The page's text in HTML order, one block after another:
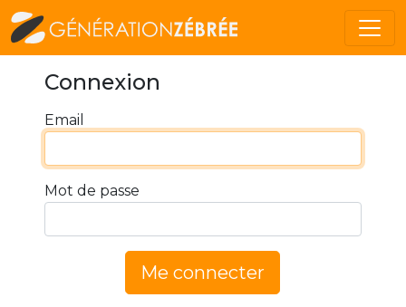
Connexion
Email
Mot de passe
Me connecter